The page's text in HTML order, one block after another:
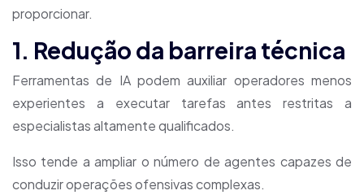
proporcionar.
1. Redução da barreira técnica
Ferramentas de IA podem auxiliar operadores menos
experientes a executar tarefas antes restritas a
especialistas altamente qualificados.
Isso tende a ampliar o número de agentes capazes de
conduzir operações ofensivas complexas.